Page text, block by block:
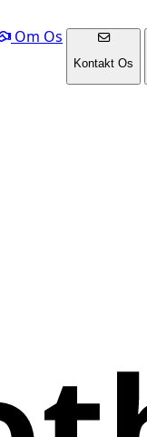
Om Os
Kontakt Os